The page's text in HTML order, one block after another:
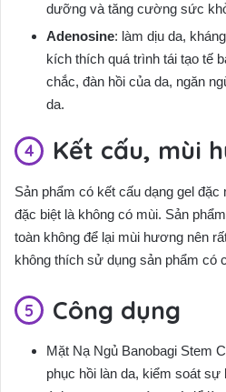
dưỡng và tăng cường sức
Adenosine: làm dịu da,
kích thích quá trình tái tạo tế
chắc, đàn hồi của da, ngăn
da.
Kết cấu, mùi
Sản phẩm có kết cấu dạng gel đặc
đặc biệt là không có mùi. Sản
toàn không để lại mùi hương nên
không thích sử dụng sản phẩm có
Công dụng
Mặt Nạ Ngủ Banobagi Stem
phục hồi làn da, kiểm soát